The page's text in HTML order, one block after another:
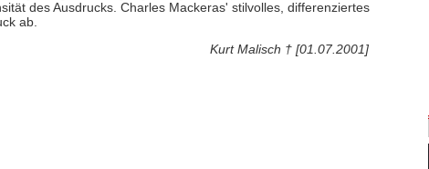
des Ausdrucks. Charles Mackeras' stilvolles, differenziertes
ab.
Kurt Malisch † [01.07.2001]